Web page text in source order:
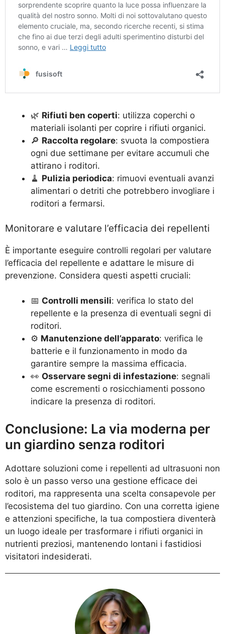
🌿 Rifiuti ben coperti: utilizza coperchi o
materiali isolanti per coprire i rifiuti organici.
🔎 Raccolta regolare: svuota la compostiera
ogni due settimane per evitare accumuli che
attirano i roditori.
🧹 Pulizia periodica: rimuovi eventuali avanzi
alimentari o detriti che potrebbero invogliare i
roditori a fermarsi.
Monitorare e valutare l’efficacia dei repellenti
È importante eseguire controlli regolari per valutare
l’efficacia del repellente e adattare le misure di
prevenzione. Considera questi aspetti cruciali:
📅 Controlli mensili: verifica lo stato del
repellente e la presenza di eventuali segni di
roditori.
⚙️ Manutenzione dell’apparato: verifica le
batterie e il funzionamento in modo da
garantire sempre la massima efficacia.
👀 Osservare segni di infestazione: segnali
come escrementi o rosicchiamenti possono
indicare la presenza di roditori.
Conclusione: La via moderna per
un giardino senza roditori
Adottare soluzioni come i repellenti ad ultrasuoni non
solo è un passo verso una gestione efficace dei
roditori, ma rappresenta una scelta consapevole per
l’ecosistema del tuo giardino. Con una corretta igiene
e attenzioni specifiche, la tua compostiera diventerà
un luogo ideale per trasformare i rifiuti organici in
nutrienti preziosi, mantenendo lontani i fastidiosi
visitatori indesiderati.